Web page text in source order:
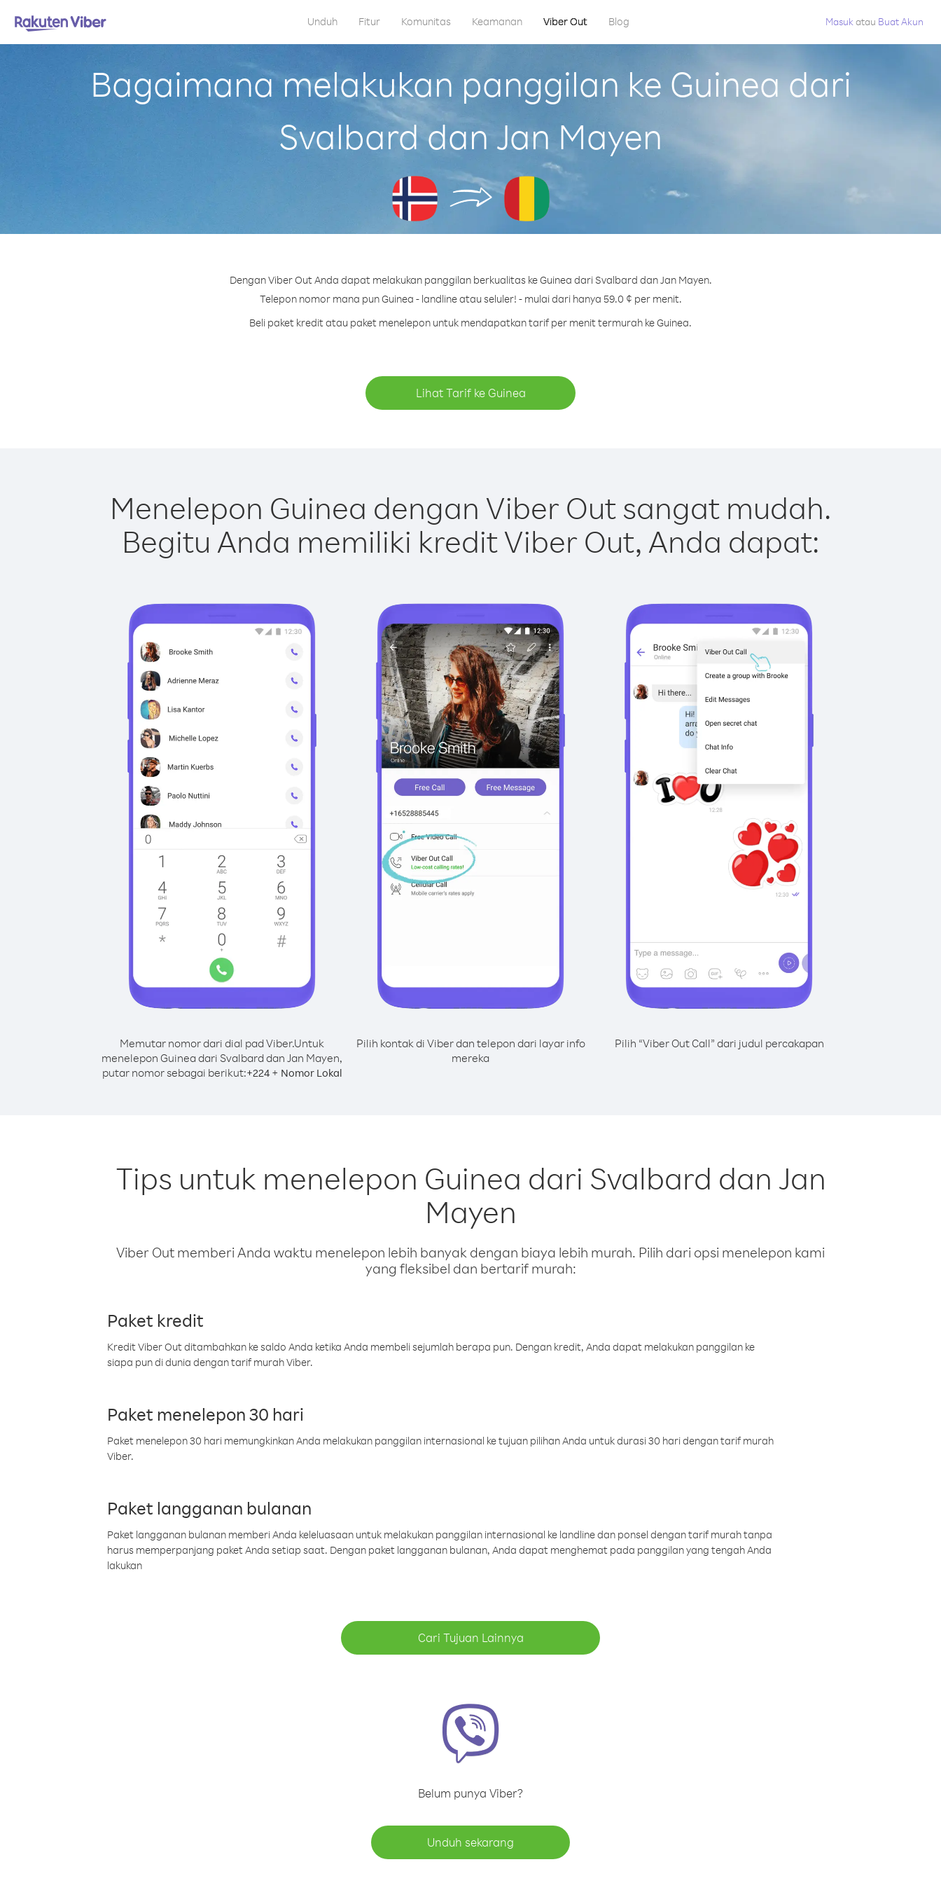
Unduh Fitur Komunitas Keamanan Viber Out Blog Masuk atau Buat Akun
Bagaimana melakukan panggilan ke Guinea dari
Svalbard dan Jan Mayen
Dengan Viber Out Anda dapat melakukan panggilan berkualitas ke Guinea dari Svalbard dan Jan Mayen.
Telepon nomor mana pun Guinea - landline atau seluler! - mulai dari hanya 59.0 ¢ per menit.
Beli paket kredit atau paket menelepon untuk mendapatkan tarif per menit termurah ke Guinea.
Lihat Tarif ke Guinea
Menelepon Guinea dengan Viber Out sangat mudah.
Begitu Anda memiliki kredit Viber Out, Anda dapat:
Memutar nomor dari dial pad Viber.Untuk
menelepon Guinea dari Svalbard dan Jan Mayen,
putar nomor sebagai berikut:+224+ Nomor Lokal
Pilih kontak di Viber dan telepon dari layar info
mereka
Pilih “Viber Out Call” dari judul percakapan
Tips untuk menelepon Guinea dari Svalbard dan Jan
Mayen
Viber Out memberi Anda waktu menelepon lebih banyak dengan biaya lebih murah. Pilih dari opsi menelepon kami
yang fleksibel dan bertarif murah:
Paket kredit
Kredit Viber Out ditambahkan ke saldo Anda ketika Anda membeli sejumlah berapa pun. Dengan kredit, Anda dapat melakukan panggilan ke
siapa pun di dunia dengan tarif murah Viber.
Paket menelepon 30 hari
Paket menelepon 30 hari memungkinkan Anda melakukan panggilan internasional ke tujuan pilihan Anda untuk durasi 30 hari dengan tarif murah
Viber.
Paket langganan bulanan
Paket langganan bulanan memberi Anda keleluasaan untuk melakukan panggilan internasional ke landline dan ponsel dengan tarif murah tanpa
harus memperpanjang paket Anda setiap saat. Dengan paket langganan bulanan, Anda dapat menghemat pada panggilan yang tengah Anda
lakukan
Cari Tujuan Lainnya
Belum punya Viber?
Unduh sekarang